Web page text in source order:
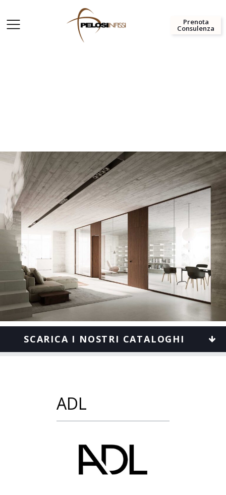
Prenota
Consulenza
SCARICA I NOSTRI CATALOGHI
ADL